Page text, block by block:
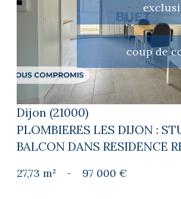
coup de
voir le bien
Dijon (21000)
PLOMBIERES LES DIJON :
BALCON DANS RESIDENCE
27,73 m² - 97 000 €